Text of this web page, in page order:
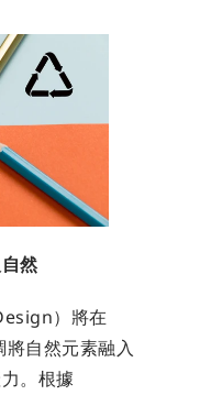
然
）將在
自然元素融入
。根據